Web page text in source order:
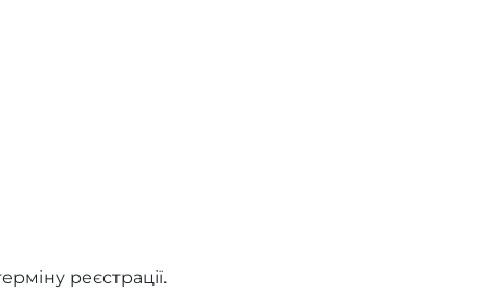
реєстрації.